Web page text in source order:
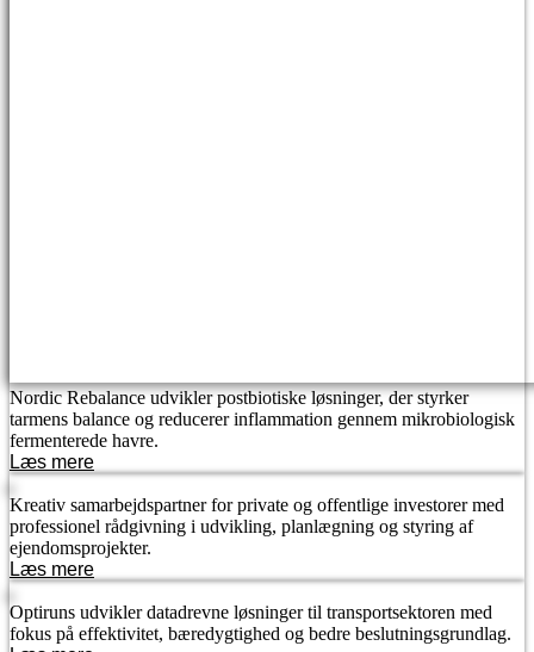
Nordic Rebalance udvikler postbiotiske løsninger, der styrker
tarmens balance og reducerer inflammation gennem mikrobiologisk
fermenterede havre.
Læs mere
Kreativ samarbejdspartner for private og offentlige investorer med
professionel rådgivning i udvikling, planlægning og styring af
ejendomsprojekter.
Læs mere
Optiruns udvikler datadrevne løsninger til transportsektoren med
fokus på effektivitet, bæredygtighed og bedre beslutningsgrundlag.